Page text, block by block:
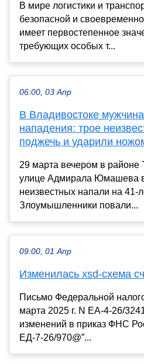
В мире логистики и
безопасной и
имеет первостепенное
требующих особых т...
06:00, 03 Апр
В Владивостоке
нападения: трое
поджечь и ударили
29 марта вечером в
улице Адмирала Юмашева
неизвестных напали на 41-
Злоумышленники повали...
09:00, 01 Апр
Изменилась xsd-схема
Письмо Федеральной
марта 2025 г. N ЕА-4-26/
изменений в приказ ФНС
ЕД-7-26/970@”...